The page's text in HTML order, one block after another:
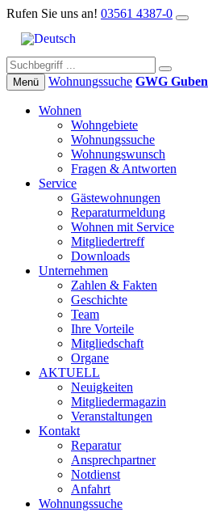
Rufen Sie uns an! 03561 4387-0
Menü Wohnungs­suche GWG Guben
Wohnen
Wohngebiete
Wohnungssuche
Wohnungswunsch
Fragen & Antworten
Service
Gästewohnungen
Reparaturmeldung
Wohnen mit Service
Mitgliedertreff
Downloads
Unternehmen
Zahlen & Fakten
Geschichte
Team
Ihre Vorteile
Mitgliedschaft
Organe
AKTUELL
Neuigkeiten
Mitgliedermagazin
Veranstaltungen
Kontakt
Reparatur
Ansprechpartner
Notdienst
Anfahrt
Wohnungssuche